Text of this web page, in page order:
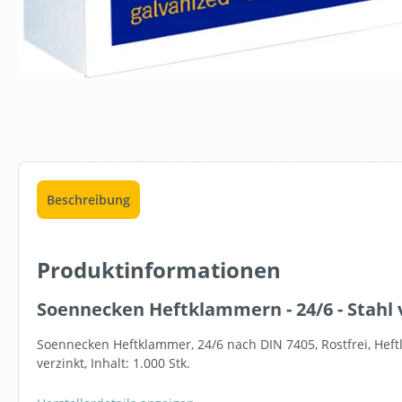
Beschreibung
Produktinformationen
Soennecken Heftklammern - 24/6 -
Soennecken Heftklammer, 24/6 nach DIN 7405, Rostfrei,
verzinkt, Inhalt: 1.000 Stk.
5L
19,95 €*